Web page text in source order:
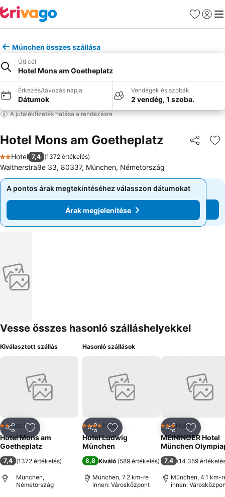
Kedvencek
München összes szállása
Úti cél
Hotel Mons am Goetheplatz
Érkezés/távozás napja
Dátumok
Vendégek és szobák
2 vendég, 1 szoba.
A jutalékfizetés hatása a rendezésre
Hotel Mons am Goetheplatz
2 Kategória
Hotel 7,4 (1372 értékelés)
Waltherstraße 33, 80337, München, Németország
A pontos árak megtekintéséhez válasszon dátumokat
Árak megjelenítése
A pontos árak megtekintéséhez válasszon dátumokat
Árak megjelenítése
Vesse összes hasonló szálláshelyekkel
Kiválasztott szállás
MegosztásHozzáadás a kedvencekhez
2 Kategória
Hotel
Hotel Mons am
Goetheplatz
7,4 (1372 értékelés)
München,
Németország
Hasonló szállások
MegosztásHozzáadás a kedvencekhez
4 Kategória
Hotel
Hotel Ludwig
München
8,8 Kiváló (589 értékelés)
München, 7.2 km-re
innen: Városközpont
Megosztás
3 Kategória
Hotel
MEININGER Hotel
München
7,4 (14 359
München, 4.1 km-
innen: